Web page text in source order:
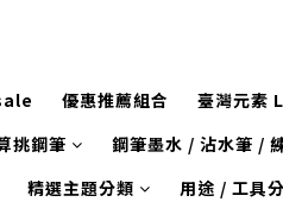
優惠推薦組合 臺灣元素
挑鋼筆 鋼筆墨水 / 沾水筆 /
精選主題分類 用途 / 工具